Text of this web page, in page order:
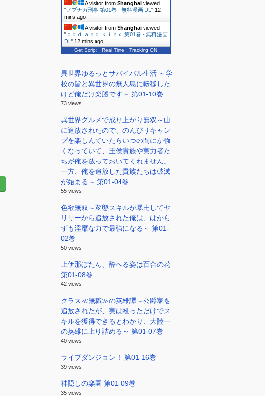
A visitor from Shanghaiviewed
"ノブナガ刑事 第01巻 - 無料漫画 DL " 12
mins ago
A visitor from Shanghaiviewed
"ｏｄｄ ａｎｄ ｋｉｎｄ 第01巻 - 無料漫画
DL " 12 mins ago
Get Script Real Time Tracking ON
異世界ゆるっとサバイバル生活 ～学
校の皆と異世界の無人島に転移した
けど俺だけ楽勝です～ 第01-10巻
73 views
異世界グルメで成り上がり無双～山
に追放されたので、のんびりキャン
プを楽しんでいたらいつの間にか強
くなっていて、王侯貴族や実力者た
ちが俺を放っておいてくれません。
一方、俺を追放した貴族たちは破滅
が始まる～ 第01-04巻
55 views
色欲無双～変態スキルが暴走してヤ
リサーから追放された俺は、はから
ずも淫靡な力で最強になる～ 第01-
02巻
50 views
上伊那ぼたん、酔へる姿は百合の花
第01-08巻
42 views
クラス≪無職≫の英雄譚～公爵家を
追放されたが、実は殴っただけでス
キルを獲得できるとわかり、大陸一
の英雄に上り詰める～ 第01-07巻
40 views
ライブダンジョン！ 第01-16巻
39 views
神隠しの楽園 第01-09巻
35 views